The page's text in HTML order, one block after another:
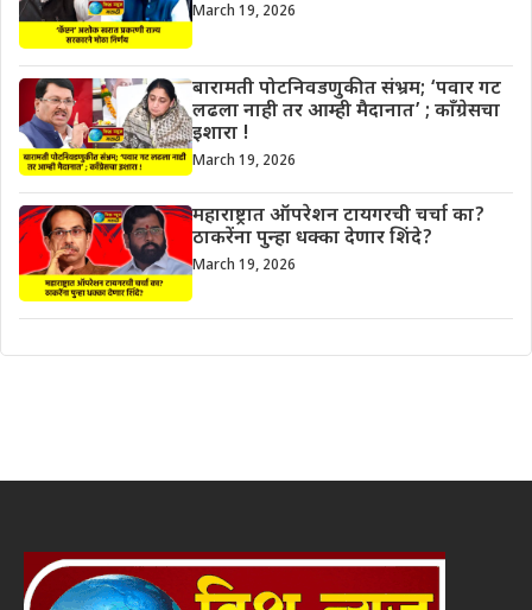
March 19, 2026
बारामती पोटनिवडणुकीत संभ्रम; ‘पवार गट
लढला नाही तर आम्ही मैदानात’ ; काँग्रेसचा
इशारा !
March 19, 2026
महाराष्ट्रात ऑपरेशन टायगरची चर्चा का?
ठाकरेंना पुन्हा धक्का देणार शिंदे?
March 19, 2026